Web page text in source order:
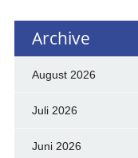
Archive
August 2026
Juli 2026
Juni 2026